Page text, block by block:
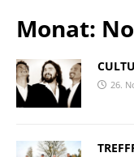
Monat:
26.